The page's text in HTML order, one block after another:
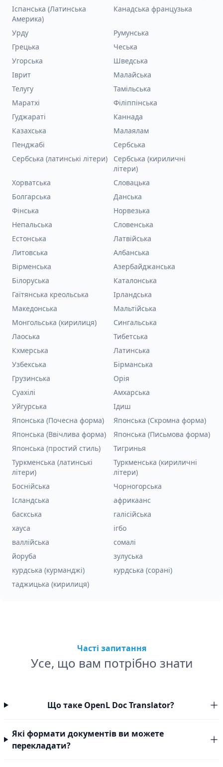
Іспанська (Латинська
Америка)
Канадська французька
Урду
Румунська
Грецька
Чеська
Угорська
Шведська
Іврит
Малайська
Телугу
Тамільська
Маратхі
Філіппінська
Гуджараті
Каннада
Казахська
Малаялам
Пенджабі
Сербська
Сербська (латинські літери)
Сербська (кириличні
літери)
Хорватська
Словацька
Болгарська
Данська
Фінська
Норвезька
Непальська
Словенська
Естонська
Латвійська
Литовська
Албанська
Вірменська
Азербайджанська
Білоруська
Каталонська
Гаїтянська креольська
Ірландська
Македонська
Мальтійська
Монгольська (кирилиця)
Сингальська
Лаоська
Тибетська
Кхмерська
Латинська
Узбекська
Бірманська
Грузинська
Орія
Суахілі
Амхарська
Уйгурська
Ідиш
Японська (Почесна форма)
Японська (Скромна форма)
Японська (Ввічлива форма)
Японська (Письмова форма)
Японська (простий стиль)
Тигринья
Туркменська (латинські
літери)
Туркменська (кириличні
літери)
Боснійська
Чорногорська
Ісландська
африкаанс
баскська
галісійська
хауса
ігбо
валлійська
сомалі
йоруба
зулуська
курдська (курманджі)
курдська (сорані)
таджицька (кирилиця)
Часті запитання
Усе, що вам потрібно знати
Що таке OpenL Doc Translator?
Які формати документів ви можете
перекладати?